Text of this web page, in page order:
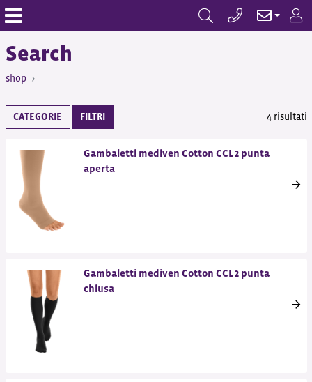
Search
shop
CATEGORIE FILTRI 4 risultati
Gambaletti mediven Cotton CCL2 punta
aperta
Gambaletti mediven Cotton CCL2 punta
chiusa